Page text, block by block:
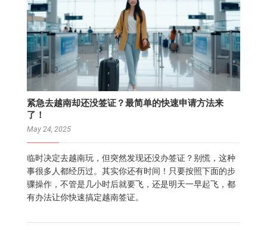
紧急去越南却还没签证？最简单的快速申请方法来
了！
May 24, 2025
临时决定去越南玩，但突然发现还没办签证？别慌，这种
事很多人都经历过。其实你还有时间！只要按照下面的步
骤操作，不管是几小时后就要飞，还是明天一早起飞，都
有办法让你快速搞定越南签证。